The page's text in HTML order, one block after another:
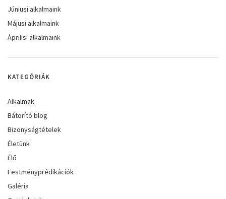
Júniusi alkalmaink
Májusi alkalmaink
Áprilisi alkalmaink
KATEGÓRIÁK
Alkalmak
Bátorító blog
Bizonyságtételek
Életünk
Élő
Festményprédikációk
Galéria